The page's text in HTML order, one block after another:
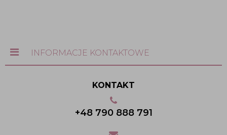
INFORMACJE KONTAKTOWE
KONTAKT
+48 790 888 791